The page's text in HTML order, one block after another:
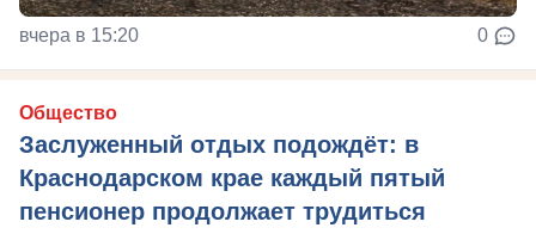
вчера в 15:20 0
Общество
Заслуженный отдых подождёт: в
Краснодарском крае каждый пятый
пенсионер продолжает трудиться